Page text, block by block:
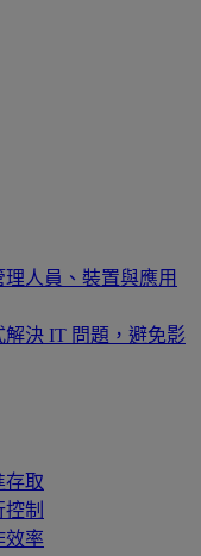
理人員、裝置與應用
解決 IT 問題，避免影
存取
制
效率